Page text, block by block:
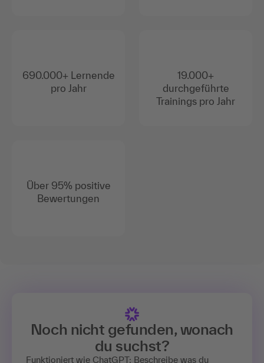
690.000+ Lernende
pro Jahr
Über 95% positive
Bewertungen
19.000+
durchgeführte
Trainings pro Jahr
Noch nicht gefunden, wonach
du suchst?
Funktioniert wie ChatGPT: Beschreibe was du